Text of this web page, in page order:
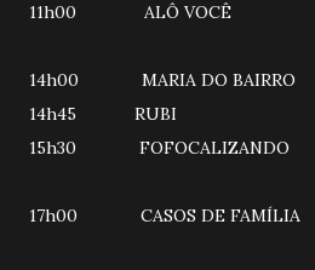
11h00
14h00 MARIA DO
14h45 RUBI
15h30
17h00 CASOS